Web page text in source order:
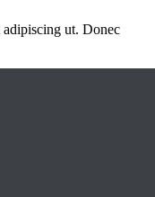
adipiscing ut. Donec